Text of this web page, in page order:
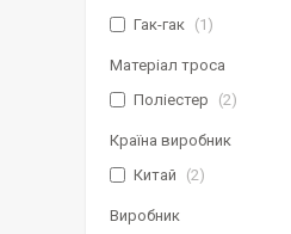
Гак-гак
1
Матеріал троса
Поліестер
2
Країна виробник
Китай
2
Виробник